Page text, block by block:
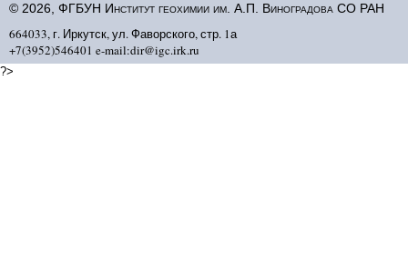
© 2026, ФГБУН Институт геохимии им. А.П. Виноградова СО РАН
664033, г. Иркутск, ул. Фаворского, стр. 1а
+7(3952)546401 e-mail:dir@igc.irk.ru
?>